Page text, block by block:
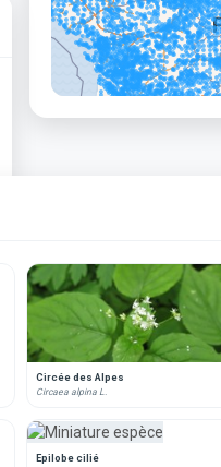
Circée des Alpes
Circaea alpina L.
Epilobe cilié